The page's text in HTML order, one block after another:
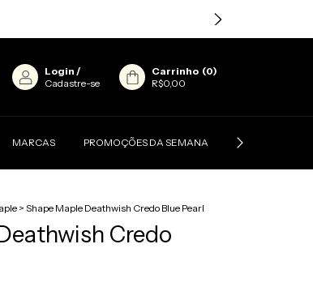
Login /
Cadastre-se
Carrinho (0)
R$0,00
MARCAS PROMOÇÕES DA SEMANA CONTATO
> Shape Maple Deathwish Credo Blue Pearl
Credo